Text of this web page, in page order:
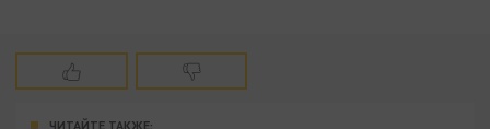
ЧИТАЙТЕ ТАКЖЕ: